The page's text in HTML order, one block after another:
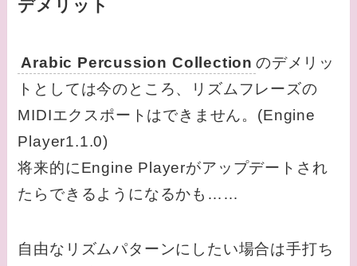
デメリット
Arabic Percussion Collection のデメリッ
トとしては今のところ、リズムフレーズの
MIDIエクスポートはできません。(Engine
Player1.1.0)
将来的にEngine Playerがアップデートされ
たらできるようになるかも……
自由なリズムパターンにしたい場合は手打ち